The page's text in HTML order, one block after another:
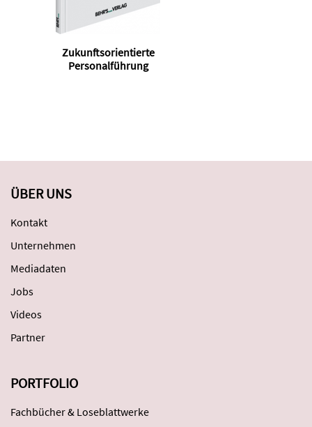
Zukunftsorientierte
Personalführung
ÜBER UNS
Kontakt
Unternehmen
Mediadaten
Jobs
Videos
Partner
PORTFOLIO
Fachbücher & Loseblattwerke